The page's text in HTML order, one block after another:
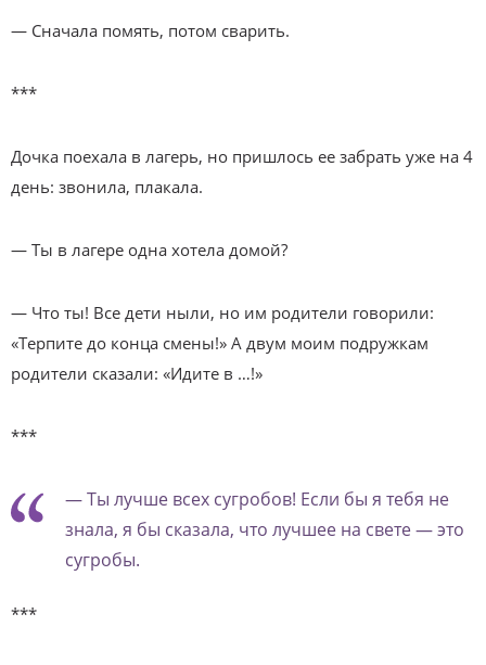
— Сначала помять, потом сварить.
***
Дочка поехала в лагерь, но пришлось ее забрать уже на 4
день: звонила, плакала.
— Ты в лагере одна хотела домой?
— Что ты! Все дети ныли, но им родители говорили:
«Терпите до конца смены!» А двум моим подружкам
родители сказали: «Идите в …!»
***
— Ты лучше всех сугробов! Если бы я тебя не
знала, я бы сказала, что лучшее на свете — это
сугробы.
***